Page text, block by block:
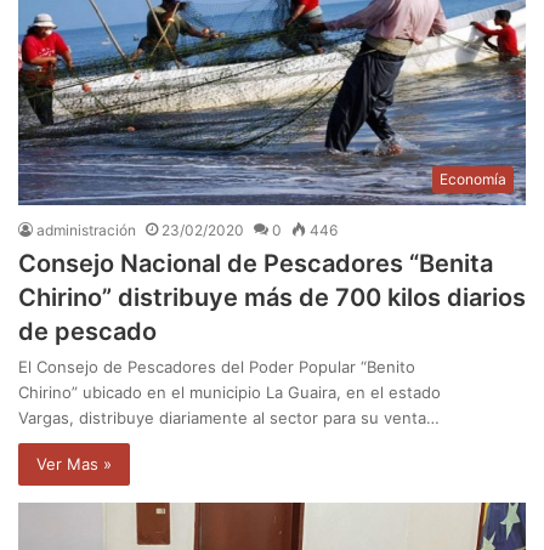
Economía
administración 23/02/2020 0 446
Consejo Nacional de Pescadores “Benita
Chirino” distribuye más de 700 kilos diarios
de pescado
El Consejo de Pescadores del Poder Popular “Benito
Chirino” ubicado en el municipio La Guaira, en el estado
Vargas, distribuye diariamente al sector para su venta…
Ver Mas »